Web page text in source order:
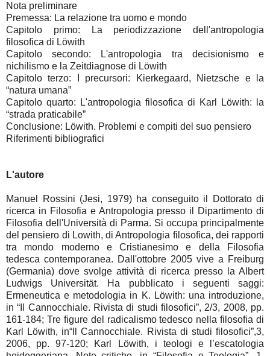
Nota preliminare
Premessa: La relazione tra uomo e mondo
Capitolo primo: La periodizzazione dell'antropologia
filosofica di Löwith
Capitolo secondo: L'antropologia tra decisionismo e
nichilismo e la Zeitdiagnose di Löwith
Capitolo terzo: I precursori: Kierkegaard, Nietzsche e la
“natura umana”
Capitolo quarto: L'antropologia filosofica di Karl Löwith: la
“strada praticabile”
Conclusione: Löwith. Problemi e compiti del suo pensiero
Riferimenti bibliografici
L'autore
Manuel Rossini (Jesi, 1979) ha conseguito il Dottorato di
ricerca in Filosofia e Antropologia presso il Dipartimento di
Filosofia dell'Università di Parma. Si occupa principalmente
del pensiero di Lowith, di Antropologia filosofica, dei rapporti
tra mondo moderno e Cristianesimo e della Filosofia
tedesca contemporanea. Dall'ottobre 2005 vive a Freiburg
(Germania) dove svolge attività di ricerca presso la Albert
Ludwigs Universität. Ha pubblicato i seguenti saggi:
Ermeneutica e metodologia in K. Löwith: una introduzione,
in “Il Cannocchiale. Rivista di studi filosofici”, 2/3, 2008, pp.
161-184; Tre figure del radicalismo tedesco nella filosofia di
Karl Löwith, in“Il Cannocchiale. Rivista di studi filosofici”,3,
2006, pp. 97-120; Karl Löwith, i teologi e l’escatologia